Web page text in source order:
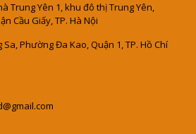
Trung Yên 1, khu đô thị Trung Yên,
Cầu Giấy, TP. Hà Nội
Phường Đa Kao, Quận 1, TP. Hồ Chí